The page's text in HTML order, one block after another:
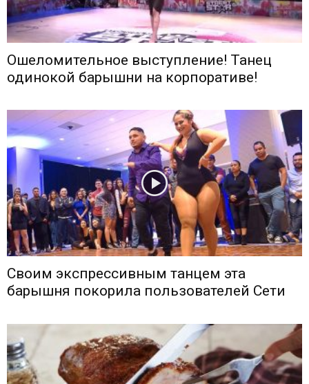
Ошеломительное выступление! Танец
одинокой барышни на корпоративе!
Своим экспрессивным танцем эта
барышня покорила пользователей Сети